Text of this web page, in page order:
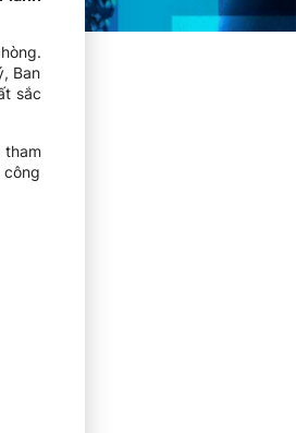
Ban
sắc
tham
công